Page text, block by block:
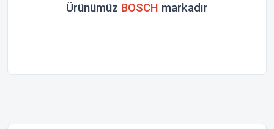
Ürünümüz BOSCH markadır